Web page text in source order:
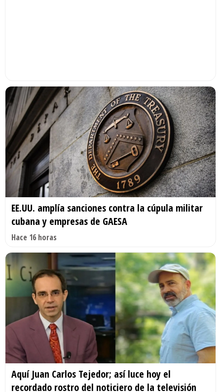
EE.UU. amplía sanciones contra la cúpula militar
cubana y empresas de GAESA
Hace 16 horas
Aquí Juan Carlos Tejedor; así luce hoy el
recordado rostro del noticiero de la televisión